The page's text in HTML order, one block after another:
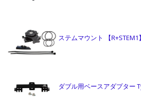
ステムマウント 【R+STEM1】
ダブル用ベースアダプター